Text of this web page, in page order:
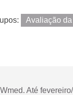
Avaliação
Até